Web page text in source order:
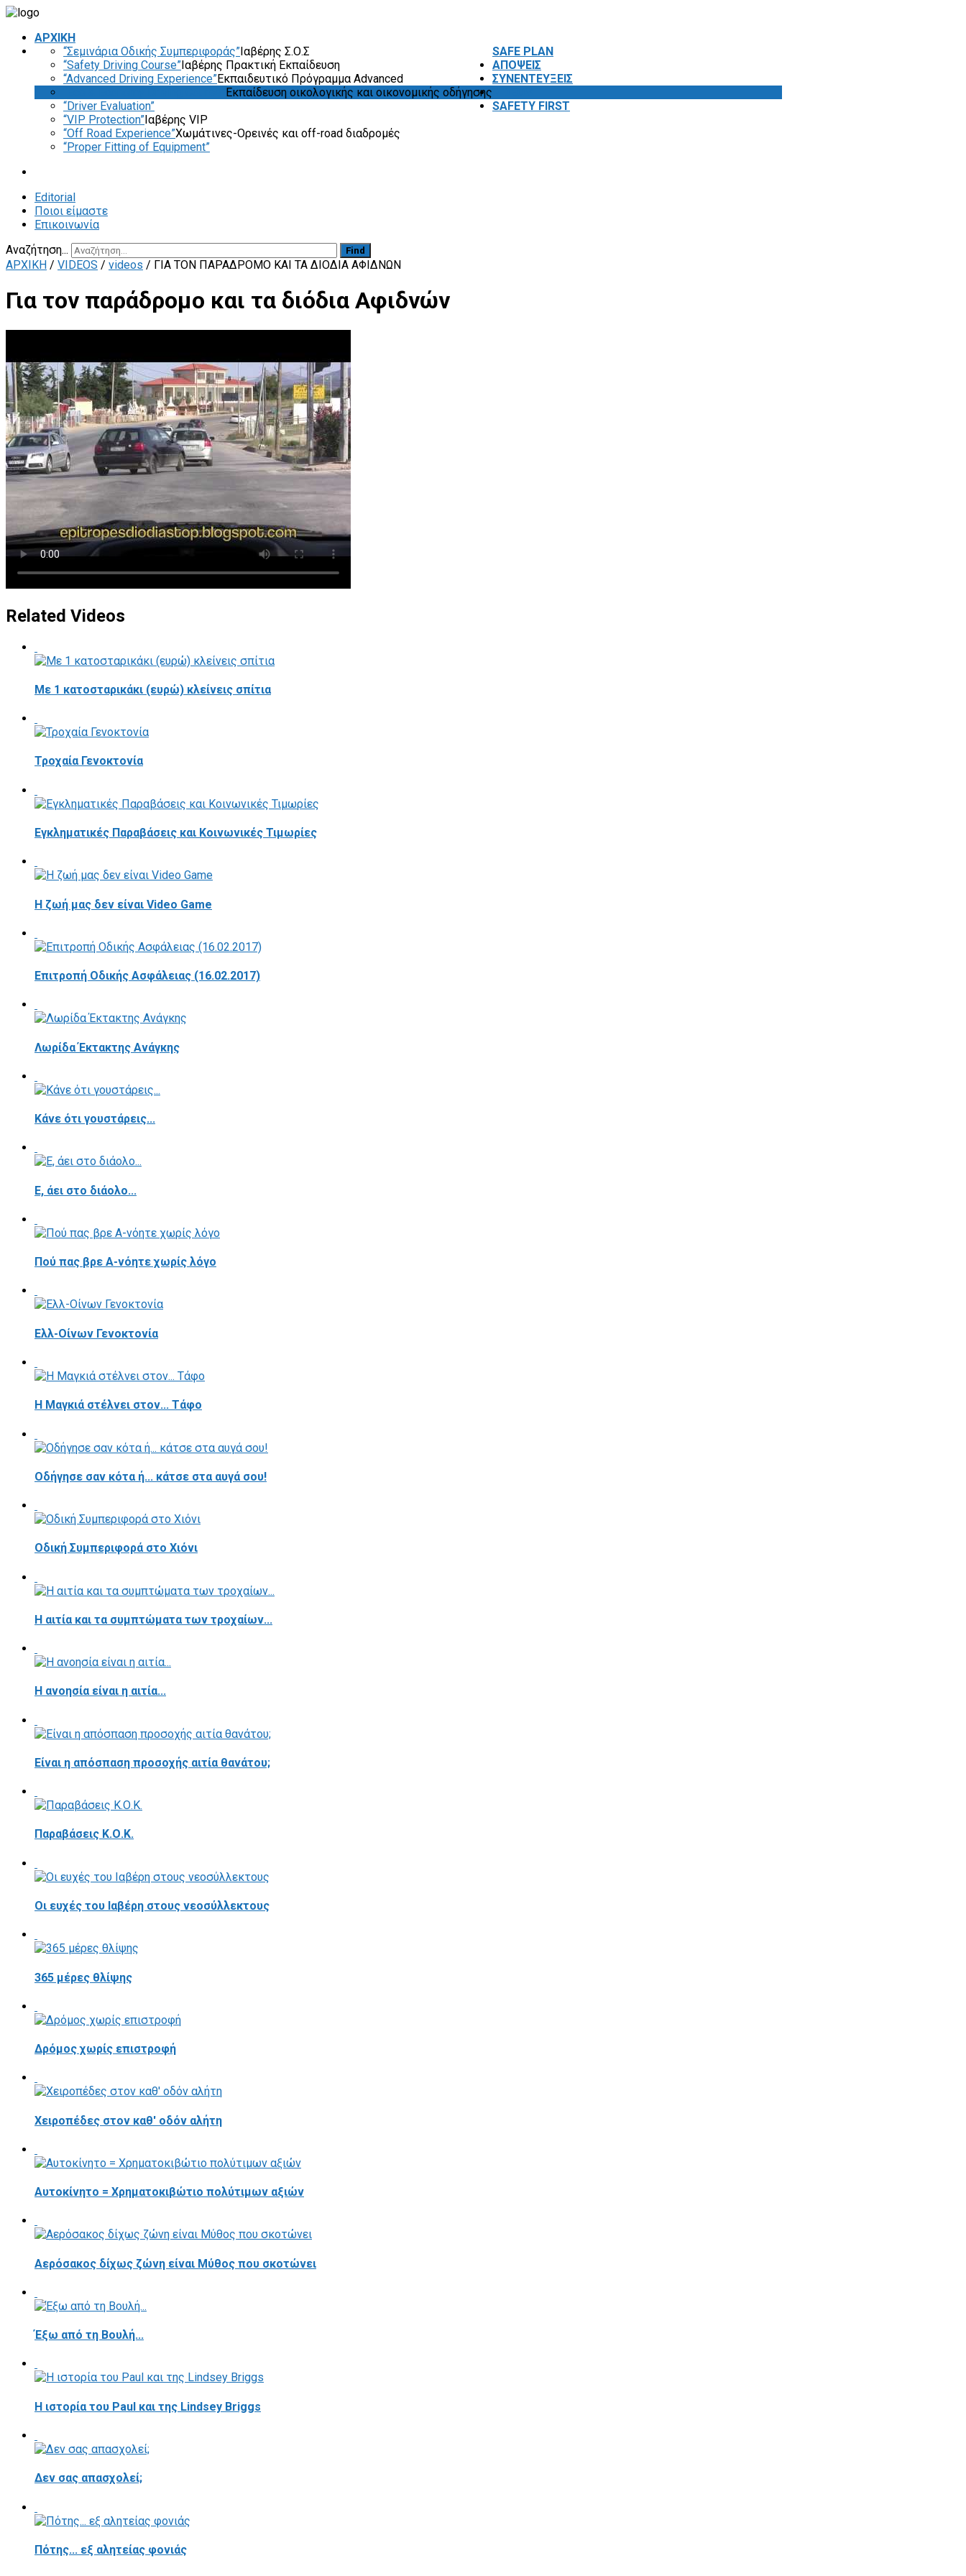
ΑΡΧΙΚΗ
SAFE PLAN
“Σεμινάρια Οδικής Συμπεριφοράς”Ιαβέρης Σ.Ο.Σ
“Safety Driving Course”Ιαβέρης Πρακτική Εκπαίδευση
“Advanced Driving Experience”Εκπαιδευτικό Πρόγραμμα Advanced
Εκπαίδευση οικολογικής και οικονομικής οδήγησης
“Driver Evaluation”
“VIP Protection”Ιαβέρης VIP
“Off Road Experience”Χωμάτινες-Ορεινές και off-road διαδρομές
“Proper Fitting of Equipment”
ΑΠΟΨΕΙΣ
ΣΥΝΕΝΤΕΥΞΕΙΣ
SAFETY FIRST
Editorial
Ποιοι είμαστε
Επικοινωνία
Αναζήτηση...
Find
ΑΡΧΙΚΗ / VIDEOS / videos / ΓΙΑ ΤΟΝ ΠΑΡΆΔΡΟΜΟ ΚΑΙ ΤΑ ΔΙΌΔΙΑ ΑΦΙΔΝΏΝ
Για τον παράδρομο και τα διόδια Αφιδνών
Related Videos
Με 1 κατοσταρικάκι (ευρώ) κλείνεις σπίτια
Τροχαία Γενοκτονία
Εγκληματικές Παραβάσεις και Κοινωνικές Τιμωρίες
Η ζωή μας δεν είναι Video Game
Επιτροπή Οδικής Ασφάλειας (16.02.2017)
Λωρίδα Έκτακτης Ανάγκης
Κάνε ότι γουστάρεις...
E, άει στο διάολο...
Πού πας βρε Α-νόητε χωρίς λόγο
Ελλ-Οίνων Γενοκτονία
H Μαγκιά στέλνει στον... Τάφο
Οδήγησε σαν κότα ή... κάτσε στα αυγά σου!
Οδική Συμπεριφορά στο Χιόνι
Η αιτία και τα συμπτώματα των τροχαίων...
Η ανοησία είναι η αιτία...
Είναι η απόσπαση προσοχής αιτία θανάτου;
Παραβάσεις Κ.Ο.Κ.
Οι ευχές του Ιαβέρη στους νεοσύλλεκτους
365 μέρες θλίψης
Δρόμος χωρίς επιστροφή
Χειροπέδες στον καθ' οδόν αλήτη
Αυτοκίνητο = Χρηματοκιβώτιο πολύτιμων αξιών
Αερόσακος δίχως ζώνη είναι Μύθος που σκοτώνει
Έξω από τη Βουλή...
Η ιστορία του Paul και της Lindsey Briggs
Δεν σας απασχολεί;
Πότης... εξ αλητείας φονιάς